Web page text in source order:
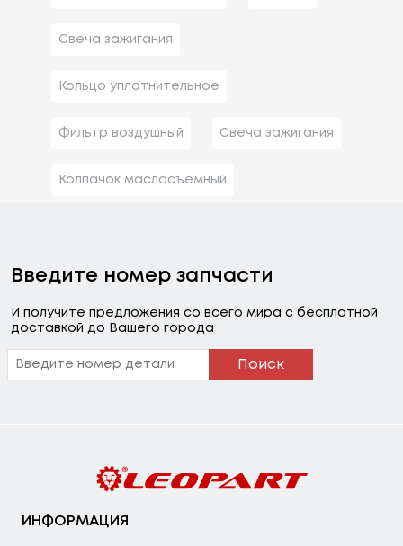
Свеча зажигания
Кольцо уплотнительное
Фильтр воздушный Свеча зажигания
Колпачок маслосъемный
Введите номер запчасти
И получите предложения со всего мира с бесплатной
доставкой до Вашего города
Поиск
ИНФОРМАЦИЯ